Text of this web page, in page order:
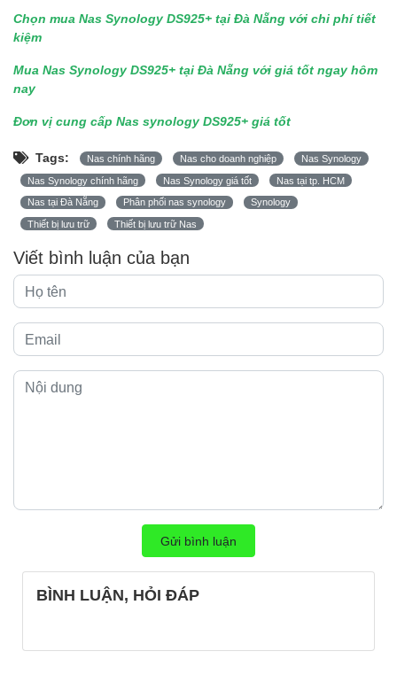
Chọn mua Nas Synology DS925+ tại Đà Nẵng với chi phí tiết
kiệm
Mua Nas Synology DS925+ tại Đà Nẵng với giá tốt ngay hôm
nay
Đơn vị cung cấp Nas synology DS925+ giá tốt
Tags: Nas chính hãng Nas cho doanh nghiệp Nas Synology
Nas Synology chính hãng Nas Synology giá tốt Nas tại tp. HCM
Nas tại Đà Nẵng Phân phối nas synology Synology
Thiết bị lưu trữ Thiết bị lưu trữ Nas
Viết bình luận của bạn
Gửi bình luận
BÌNH LUẬN, HỎI ĐÁP